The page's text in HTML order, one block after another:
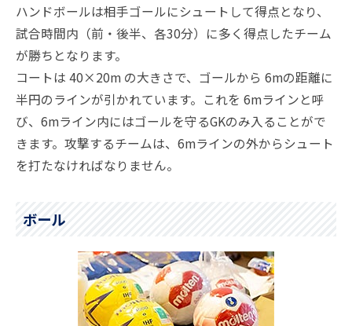
ハンドボールは相手ゴールにシュートして得点となり、
試合時間内（前・後半、各30分）に多く得点したチーム
が勝ちとなります。
コートは 40×20m の大きさで、ゴールから 6mの距離に
半円のラインが引かれています。これを 6mラインと呼
び、6mライン内にはゴールを守るGKのみ入ることがで
きます。攻撃するチームは、6mラインの外からシュート
を打たなければなりません。
ボール